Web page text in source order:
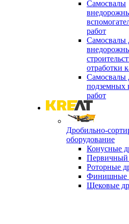
Самосвалы
работ
Самосвалы
отработки
Самосвалы
подземных
работ
Дробильно-
оборудование
Конусные
Первичный
Роторные
Финишные
Щековые